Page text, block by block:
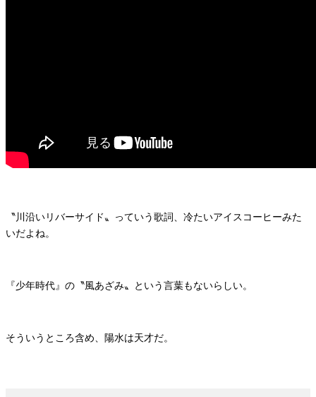
〝川沿いリバーサイド〟っていう歌詞、冷たいアイスコーヒーみた
いだよね。
『少年時代』の〝風あざみ〟という言葉もないらしい。
そういうところ含め、陽水は天才だ。